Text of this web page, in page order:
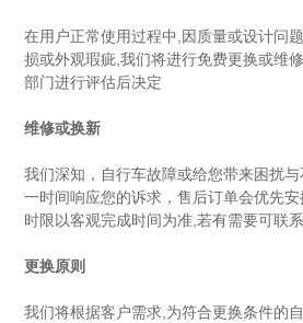
在用户正常使用过程中,因质量或设计问
损或外观瑕疵,我们将进行免费更换或维
部门进行评估后决定
维修或换新
我们深知，自行车故障或给您带来困扰
一时间响应您的诉求，售后订单会优先
时限以客观完成时间为准,若有需要可联
更换原则
我们将根据客户需求,为符合更换条件的